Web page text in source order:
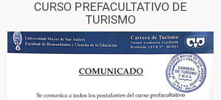
CURSO PREFACULTATIVO DE
TURISMO